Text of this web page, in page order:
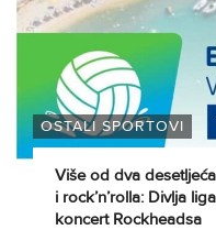
OSTALI SPORTOVI
Više od dva
i rock’n’rolla: Divlja
koncert Rockheadsa